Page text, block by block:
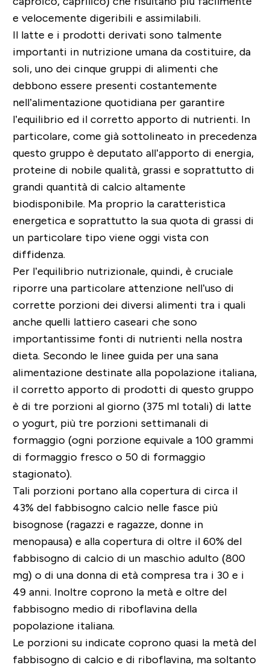
e velocemente digeribili e assimilabili.
Il latte e i prodotti derivati sono talmente
importanti in nutrizione umana da costituire, da
soli, uno dei cinque gruppi di alimenti che
debbono essere presenti costantemente
nell’alimentazione quotidiana per garantire
l’equilibrio ed il corretto apporto di nutrienti. In
particolare, come già sottolineato in precedenza
questo gruppo è deputato all’apporto di energia,
proteine di nobile qualità, grassi e soprattutto di
grandi quantità di calcio altamente
biodisponibile. Ma proprio la caratteristica
energetica e soprattutto la sua quota di grassi di
un particolare tipo viene oggi vista con
diffidenza.
Per l’equilibrio nutrizionale, quindi, è cruciale
riporre una particolare attenzione nell’uso di
corrette porzioni dei diversi alimenti tra i quali
anche quelli lattiero caseari che sono
importantissime fonti di nutrienti nella nostra
dieta. Secondo le linee guida per una sana
alimentazione destinate alla popolazione italiana,
il corretto apporto di prodotti di questo gruppo
è di tre porzioni al giorno (375 ml totali) di latte
o yogurt, più tre porzioni settimanali di
formaggio (ogni porzione equivale a 100 grammi
di formaggio fresco o 50 di formaggio
stagionato).
Tali porzioni portano alla copertura di circa il
43% del fabbisogno calcio nelle fasce più
bisognose (ragazzi e ragazze, donne in
menopausa) e alla copertura di oltre il 60% del
fabbisogno di calcio di un maschio adulto (800
mg) o di una donna di età compresa tra i 30 e i
49 anni. Inoltre coprono la metà e oltre del
fabbisogno medio di riboflavina della
popolazione italiana.
Le porzioni su indicate coprono quasi la metà del
fabbisogno di calcio e di riboflavina, ma soltanto